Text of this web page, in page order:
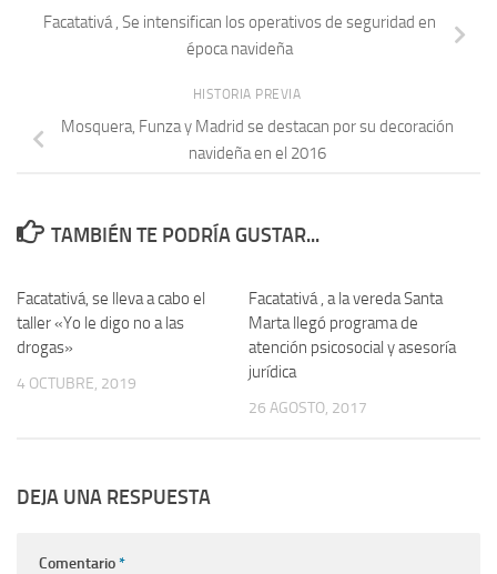
Facatativá , Se intensifican los operativos de seguridad en
época navideña
HISTORIA PREVIA
Mosquera, Funza y Madrid se destacan por su decoración
navideña en el 2016
TAMBIÉN TE PODRÍA GUSTAR...
Facatativá, se lleva a cabo el
taller «Yo le digo no a las
drogas»
4 OCTUBRE, 2019
Facatativá , a la vereda Santa
Marta llegó programa de
atención psicosocial y asesoría
jurídica
26 AGOSTO, 2017
DEJA UNA RESPUESTA
Comentario*